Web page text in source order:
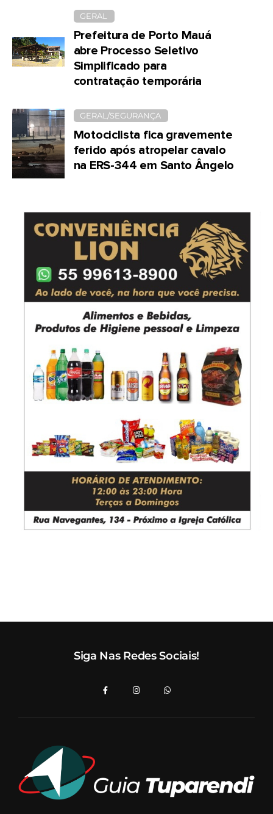
GERAL
Prefeitura de Porto Mauá
abre Processo Seletivo
Simplificado para
contratação temporária
GERAL/SEGURANÇA
Motociclista fica gravemente
ferido após atropelar cavalo
na ERS-344 em Santo Ângelo
Siga Nas Redes Sociais!